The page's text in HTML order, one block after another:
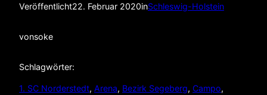
Veröffentlicht22. Februar 2020inSchleswig-Holstein
vonsoke
Schlagwörter:
1. SC Norderstedt, Arena, Bezirk Segeberg, Campo